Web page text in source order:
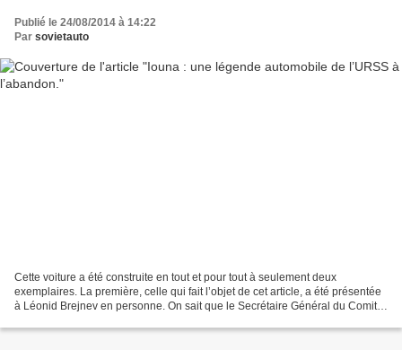
Publié le 24/08/2014 à 14:22
Par sovietauto
Cette voiture a été construite en tout et pour tout à seulement deux
exemplaires. La première, celle qui fait l’objet de cet article, a été présentée
à Léonid Brejnev en personne. On sait que le Secrétaire Général du Comité